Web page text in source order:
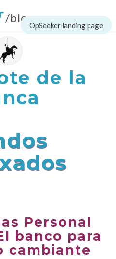
/blog
de la
Personal
banco para
cambiante